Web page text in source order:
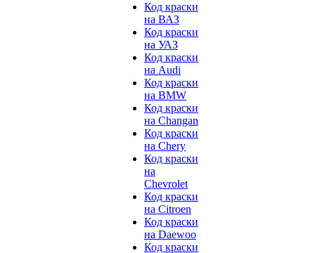
Код краски
на ВАЗ
Код краски
на УАЗ
Код краски
на Audi
Код краски
на BMW
Код краски
на Changan
Код краски
на Chery
Код краски
на
Chevrolet
Код краски
на Citroen
Код краски
на Daewoo
Код краски